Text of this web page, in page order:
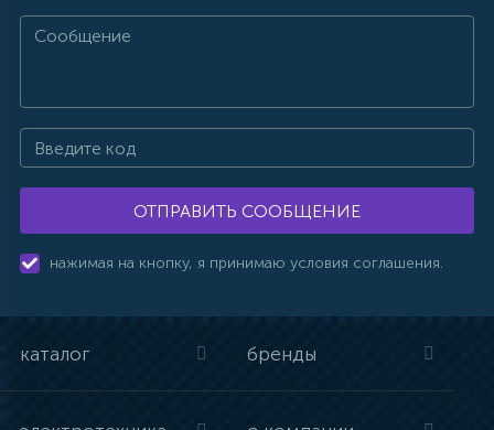
ОТПРАВИТЬ СООБЩЕНИЕ
нажимая на кнопку, я принимаю условия соглашения.
каталог бренды